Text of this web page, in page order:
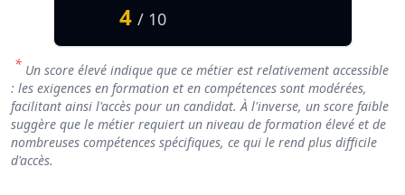
4 / 10
* Un score élevé indique que ce métier est relativement accessible
: les exigences en formation et en compétences sont modérées,
facilitant ainsi l'accès pour un candidat. À l'inverse, un score faible
suggère que le métier requiert un niveau de formation élevé et de
nombreuses compétences spécifiques, ce qui le rend plus difficile
d'accès.